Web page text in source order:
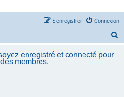
Connexion
S’enregistrer
h
enregistré et connecté pour
membres.